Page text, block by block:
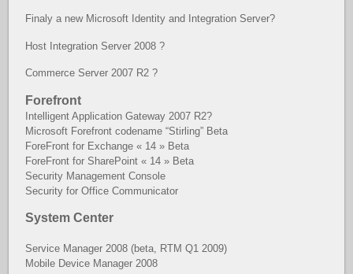
Finaly a new Microsoft Identity and Integration Server?
Host Integration Server 2008 ?
Commerce Server 2007 R2 ?
Forefront
Intelligent Application Gateway 2007 R2?
Microsoft Forefront codename “Stirling” Beta
ForeFront for Exchange « 14 » Beta
ForeFront for SharePoint « 14 » Beta
Security Management Console
Security for Office Communicator
System Center
Service Manager 2008 (beta, RTM Q1 2009)
Mobile Device Manager 2008